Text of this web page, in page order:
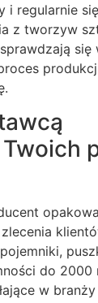
i regularnie
z tworzyw
się
do
w